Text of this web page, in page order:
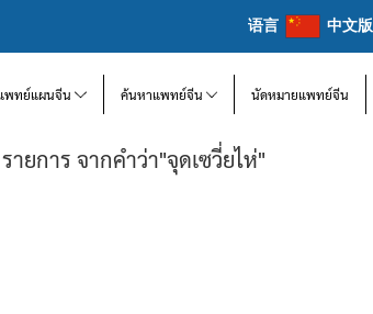
语言 中文版
แพทย์แผนจีน ค้นหาแพทย์จีน นัดหมายแพทย์จีน
ยการ จากคำว่า"จุดเซวี่ยไห่"